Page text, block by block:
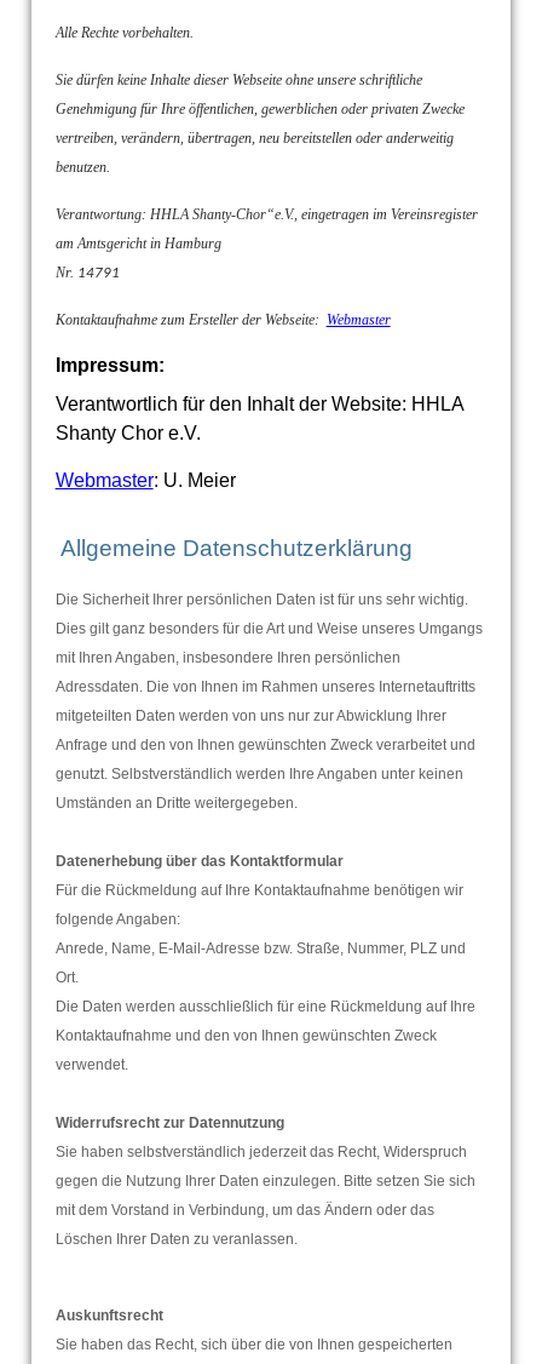
Alle Rechte vorbehalten.
Sie dürfen keine Inhalte dieser Webseite ohne unsere schriftliche
Genehmigung für Ihre öffentlichen, gewerblichen oder privaten Zwecke
vertreiben, verändern, übertragen, neu bereitstellen oder anderweitig
benutzen.
Verantwortung: HHLA Shanty-Chor“e.V., eingetragen im Vereinsregister
am Amtsgericht in Hamburg
Nr. 14791
Kontaktaufnahme zum Ersteller der Webseite: Webmaster
Impressum:
Verantwortlich für den Inhalt der Website: HHLA
Shanty Chor e.V.
Webmaster: U. Meier
Allgemeine Datenschutzerklärung
Die Sicherheit Ihrer persönlichen Daten ist für uns sehr wichtig.
Dies gilt ganz besonders für die Art und Weise unseres Umgangs
mit Ihren Angaben, insbesondere Ihren persönlichen
Adressdaten. Die von Ihnen im Rahmen unseres Internetauftritts
mitgeteilten Daten werden von uns nur zur Abwicklung Ihrer
Anfrage und den von Ihnen gewünschten Zweck verarbeitet und
genutzt. Selbstverständlich werden Ihre Angaben unter keinen
Umständen an Dritte weitergegeben.
Datenerhebung über das Kontaktformular
Für die Rückmeldung auf Ihre Kontaktaufnahme benötigen wir
folgende Angaben:
Anrede, Name, E-Mail-Adresse bzw. Straße, Nummer, PLZ und
Ort.
Die Daten werden ausschließlich für eine Rückmeldung auf Ihre
Kontaktaufnahme und den von Ihnen gewünschten Zweck
verwendet.
Widerrufsrecht zur Datennutzung
Sie haben selbstverständlich jederzeit das Recht, Widerspruch
gegen die Nutzung Ihrer Daten einzulegen. Bitte setzen Sie sich
mit dem Vorstand in Verbindung, um das Ändern oder das
Löschen Ihrer Daten zu veranlassen.
Auskunftsrecht
Sie haben das Recht, sich über die von Ihnen gespeicherten